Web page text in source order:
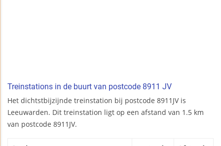
Treinstations in de buurt van postcode 8911 JV
Het dichtstbijzijnde treinstation bij postcode 8911JV is
Leeuwarden. Dit treinstation ligt op een afstand van 1.5 km
van postcode 8911JV.